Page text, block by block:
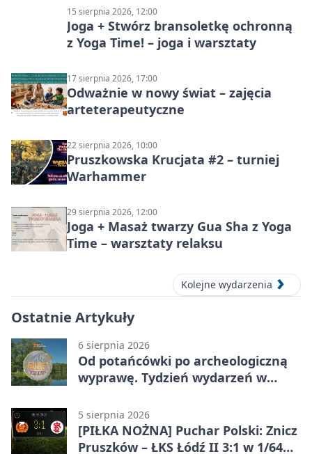
15 sierpnia 2026, 12:00
Joga + Stwórz bransoletkę ochronną
z Yoga Time! – joga i warsztaty
17 sierpnia 2026, 17:00
Odważnie w nowy świat – zajęcia
arteterapeutyczne
22 sierpnia 2026, 10:00
Pruszkowska Krucjata #2 – turniej
Warhammer
29 sierpnia 2026, 12:00
Joga + Masaż twarzy Gua Sha z Yoga
Time – warsztaty relaksu
Kolejne wydarzenia
Ostatnie Artykuły
6 sierpnia 2026
Od potańcówki po archeologiczną
wyprawę. Tydzień wydarzeń w
5 sierpnia 2026
[PIŁKA NOŻNA] Puchar Polski: Znicz
Pruszków – ŁKS Łódź II 3:1 w 1/64